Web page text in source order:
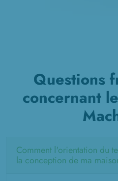
Questions
concernant
Comment l'orientation du
la conception de ma